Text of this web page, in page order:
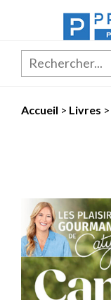
Rechercher...
Accueil > Livres >